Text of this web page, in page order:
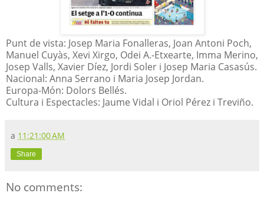
Punt de vista: Josep Maria Fonalleras, Joan Antoni Poch,
Manuel Cuyàs, Xevi Xirgo, Odei A.-Etxearte, Imma Merino,
Josep Valls, Xavier Díez, Jordi Soler i Josep Maria Casasús.
Nacional: Anna Serrano i Maria Josep Jordan.
Europa-Món: Dolors Bellés.
Cultura i Espectacles: Jaume Vidal i Oriol Pérez i Treviño.
a 11:21:00 AM
Share
No comments: